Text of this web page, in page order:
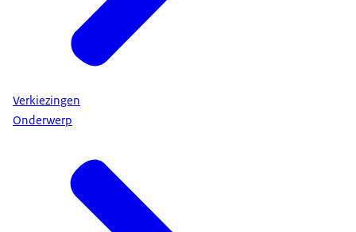
dat er water binnenkomt.
Dus een dubbele functie.
Het is wel belangrijk dat je je stem laat horen,
gehoord of zo. Begrijp je?
allereerste keer stemmen.
Dus ik weet nog niet of ik er goed in ben, maar we
gaan het zien.
Je hebt natuurlijk een mening.
Verkiezingen
Onderwerp